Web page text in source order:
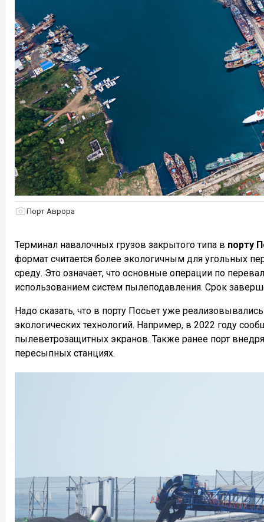
Порт Аврора
Терминал навалочных грузов закрытого типа в порту
формат считается более экологичным для угольных
среду. Это означает, что основные операции по
использованием систем пылеподавления. Срок
Надо сказать, что в порту Посьет уже
экологических технологий. Например, в 2022 году
пылеветрозащитных экранов. Также ранее порт
пересыпных станциях.